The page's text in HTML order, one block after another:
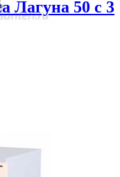
Лагуна 50 с 3